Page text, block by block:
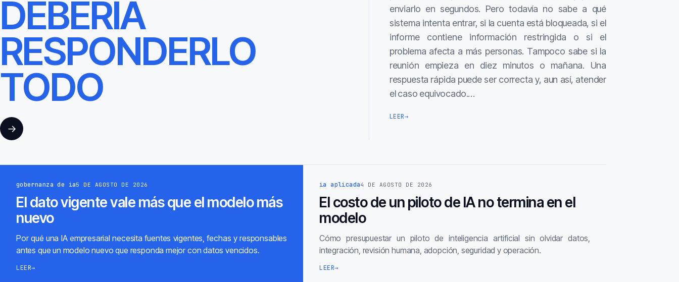
DEBERÍA
RESPONDERLO
TODO
→
enviarlo en segundos. Pero todavía no sabe a qué
sistema intenta entrar, si la cuenta está bloqueada, si el
informe contiene información restringida o si el
problema afecta a más personas. Tampoco sabe si la
reunión empieza en diez minutos o mañana. Una
respuesta rápida puede ser correcta y, aun así, atender
el caso equivocado.…
LEER→
gobernanza de ia5 DE AGOSTO DE 2026
El dato vigente vale más que el modelo más
nuevo
Por qué una IA empresarial necesita fuentes vigentes, fechas y responsables
antes que un modelo nuevo que responda mejor con datos vencidos.
LEER→
ia aplicada4 DE AGOSTO DE 2026
El costo de un piloto de IA no termina en el
modelo
Cómo presupuestar un piloto de inteligencia artificial sin olvidar datos,
integración, revisión humana, adopción, seguridad y operación.
LEER→